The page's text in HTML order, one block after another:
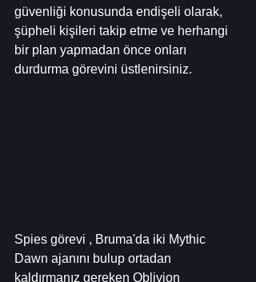
güvenliği konusunda endişeli olarak,
şüpheli kişileri takip etme ve herhangi
bir plan yapmadan önce onları
durdurma görevini üstlenirsiniz.
Spies görevi , Bruma'da iki Mythic
Dawn ajanını bulup ortadan
kaldırmanız gereken Oblivion